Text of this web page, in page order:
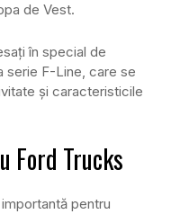
de Vest.
în special de
serie F-Line, care se
și caracteristicile
Ford Trucks
pentru